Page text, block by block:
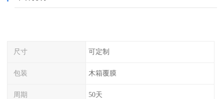
尺寸 可定制
包装 木箱覆膜
周期 50天